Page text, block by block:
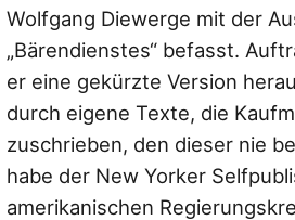
Wolfgang Diewerge mit der
„Bärendienstes“ befasst.
er eine gekürzte Version
durch eigene Texte, die
zuschrieben, den dieser nie
habe der New Yorker
amerikanischen